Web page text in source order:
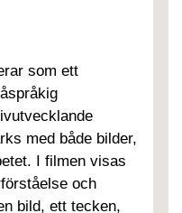
som ett
med både bilder,
I filmen visas
och
bild, ett tecken,